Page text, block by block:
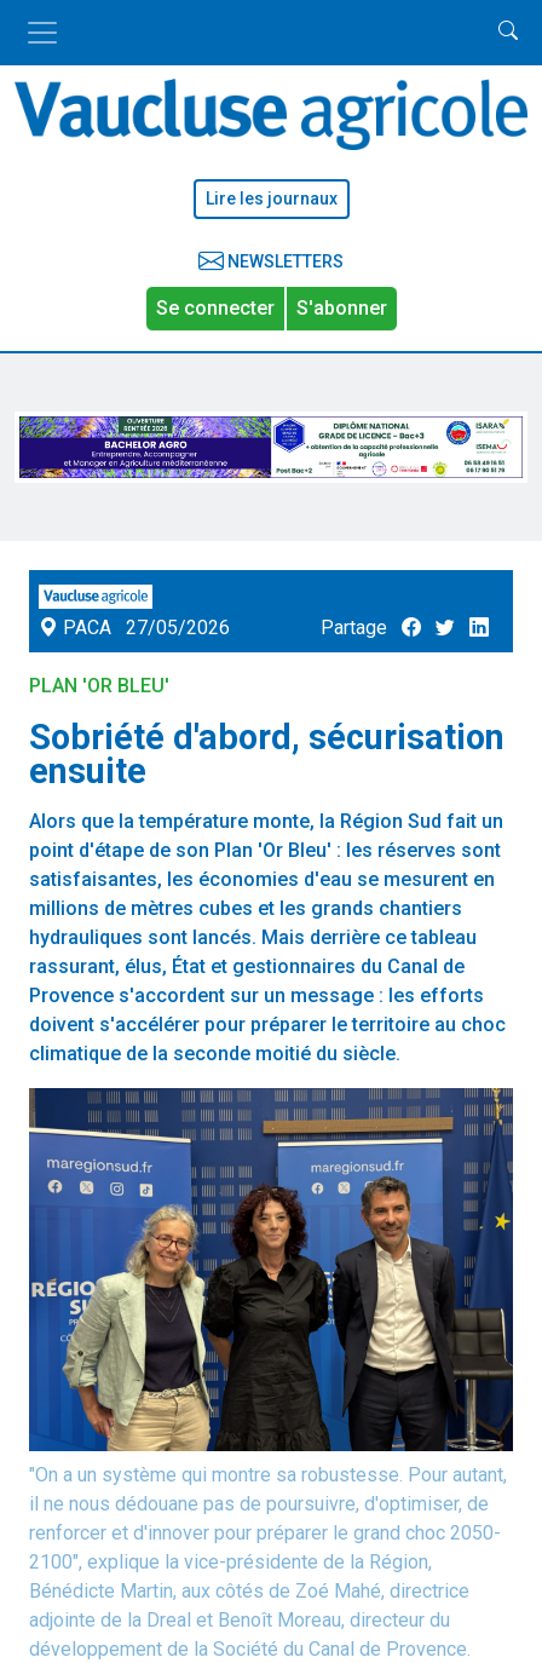
Lire les journaux
NEWSLETTERS
Se connecter S'abonner
PACA 27/05/2026 Partage
PLAN 'OR BLEU'
Sobriété d'abord, sécurisation
ensuite
Alors que la température monte, la Région Sud fait un
point d'étape de son Plan 'Or Bleu' : les réserves sont
satisfaisantes, les économies d'eau se mesurent en
millions de mètres cubes et les grands chantiers
hydrauliques sont lancés. Mais derrière ce tableau
rassurant, élus, État et gestionnaires du Canal de
Provence s'accordent sur un message : les efforts
doivent s'accélérer pour préparer le territoire au choc
climatique de la seconde moitié du siècle.
"On a un système qui montre sa robustesse. Pour autant,
il ne nous dédouane pas de poursuivre, d'optimiser, de
renforcer et d'innover pour préparer le grand choc 2050-
2100", explique la vice-présidente de la Région,
Bénédicte Martin, aux côtés de Zoé Mahé, directrice
adjointe de la Dreal et Benoît Moreau, directeur du
développement de la Société du Canal de Provence.